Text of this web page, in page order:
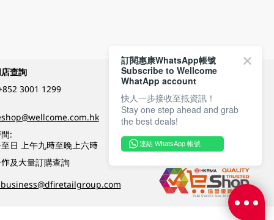
查詢
3001 1299
:
日 上午九時至晚上六時
及大量訂購查詢
付款方式
關注我們
訂閱惠康WhatsApp帳號
Subscribe to Wellcome
WhatApp account
快人一步接收至抵資訊！
Stay one step ahead and grab
the best deals!
連結 WhatsApp 帳號